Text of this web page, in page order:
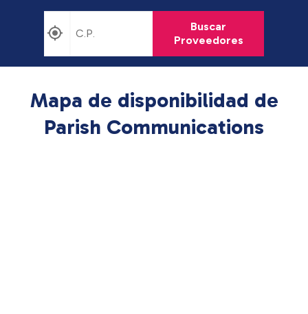
Buscar
Proveedores
Mapa de disponibilidad de
Parish Communications